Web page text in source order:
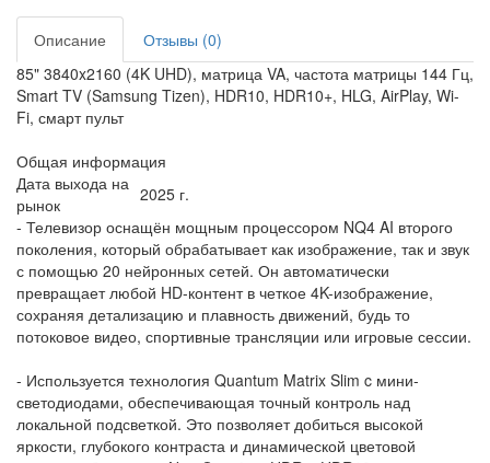
Описание
Отзывы (0)
85" 3840x2160 (4K UHD), матрица VA, частота матрицы 144 Гц,
Smart TV (Samsung Tizen), HDR10, HDR10+, HLG, AirPlay, Wi-
Fi, смарт пульт
Общая информация
Дата выхода на
рынок
2025 г.
- Телевизор оснащён мощным процессором NQ4 AI второго
поколения, который обрабатывает как изображение, так и звук
с помощью 20 нейронных сетей. Он автоматически
превращает любой HD-контент в четкое 4K-изображение,
сохраняя детализацию и плавность движений, будь то
потоковое видео, спортивные трансляции или игровые сессии.
- Используется технология Quantum Matrix Slim c мини-
светодиодами, обеспечивающая точный контроль над
локальной подсветкой. Это позволяет добиться высокой
яркости, глубокого контраста и динамической цветовой